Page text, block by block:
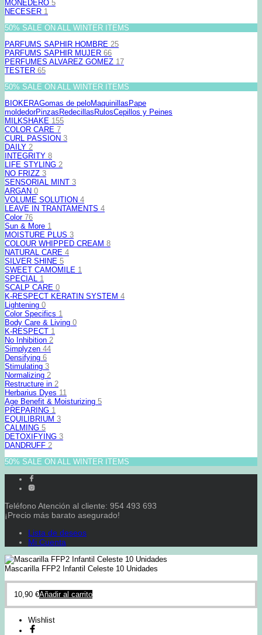
MONEDERO 5
NECESER 1
50% SALE ON ALL WINTER ITEMS
PARFUMS SAPHIR HOMBRE 25
PARFUMS SAPHIR MUJER 66
PERFUMES ALVAREZ GOMEZ 17
TESTER 65
50% SALE ON ALL WINTER ITEMS
BIOKERAGomas de peloMaquinillas Pape
moldedorPinzas Redecillas RulosCepillos y Peines
MILKSHAKE 155
COLOR CARE 7
CURL PASSION 3
DAILY 2
INTEGRITY 8
LIFE STYLING 2
NO FRIZZ 3
SENSORIAL MINT 3
ARGAN 0
VOLUME SOLUTION 4
LEAVE IN TRANTAMENTS 4
Color 76
Sun & More 1
MOISTURE PLUS 3
COLOUR WHIPPED CREAM 8
NATURAL CARE 4
SILVER SHINE 5
SWEET CAMOMILE 1
SPECIAL 1
SCALP CARE 0
K-RESPECT KERATIN SYSTEM 4
Lightening 0
Color Specifics 1
Body Care & Living 0
K-RESPECT 1
No Inhibition 2
Simplyzen 44
Densifying 6
Stimulating 3
Normalizing 2
Restructure in 2
Herbarius Dyes 11
Age Benefit & Moisturizing 5
PREPARING 1
EQUILIBRIUM 3
CALMING 5
DETOXIFYING 3
DANDRUFF 2
50% SALE ON ALL WINTER ITEMS
Teléfono Atención al cliente: 954 493 693
¡Precio más barato asegurado!
Lista de deseos
Mi Cuenta
Mascarilla FFP2 Infantil Celeste 10 Unidades
10,90 €Añadir al carrito
Wishlist